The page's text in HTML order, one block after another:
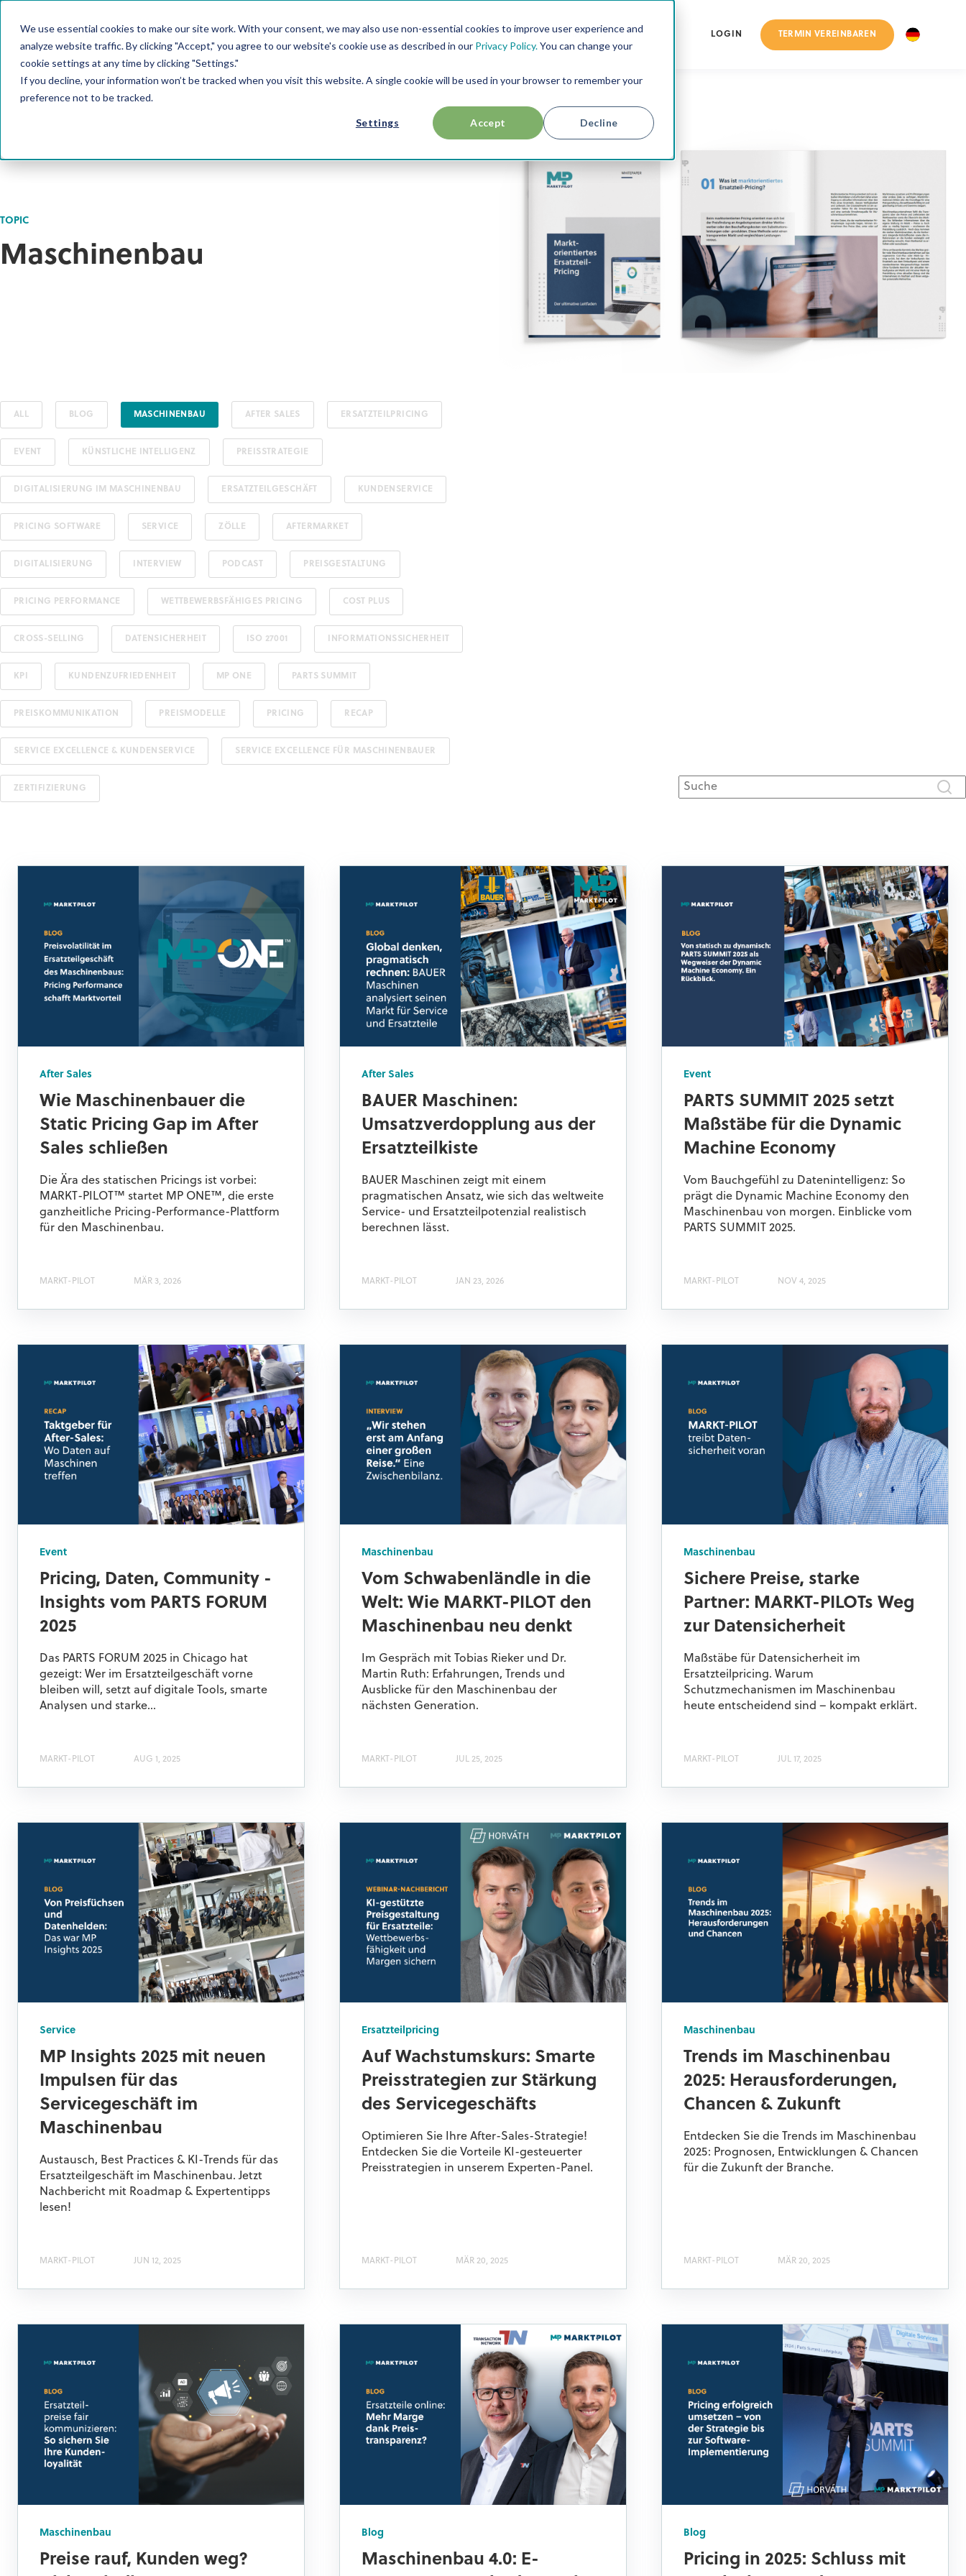
We use essential cookies to make our site work. With your consent, we may also use non-essential cookies to improve user experience and
analyze website traffic. By clicking "Accept," you agree to our website's cookie use as described in our Privacy Policy.You can change your
cookie settings at any time by clicking "Settings."
If you decline, your information won’t be tracked when you visit this website. A single cookie will be used in your browser to remember your
preference not to be tracked.
Settings Accept Decline
PRODUKT RESSOURCEN USE CASES ÜBER UNS LOGIN TERMIN VEREINBAREN
TOPIC
Maschinenbau
ALL BLOG MASCHINENBAU AFTER SALES ERSATZTEILPRICING
EVENT KÜNSTLICHE INTELLIGENZ PREISSTRATEGIE
DIGITALISIERUNG IM MASCHINENBAU ERSATZTEILGESCHÄFT KUNDENSERVICE
PRICING SOFTWARE SERVICE ZÖLLE AFTERMARKET
DIGITALISIERUNG INTERVIEW PODCAST PREISGESTALTUNG
PRICING PERFORMANCE WETTBEWERBSFÄHIGES PRICING COST PLUS
CROSS-SELLING DATENSICHERHEIT ISO 27001 INFORMATIONSSICHERHEIT
KPI KUNDENZUFRIEDENHEIT MP ONE PARTS SUMMIT
PREISKOMMUNIKATION PREISMODELLE PRICING RECAP
SERVICE EXCELLENCE & KUNDENSERVICE SERVICE EXCELLENCE FÜR MASCHINENBAUER
ZERTIFIZIERUNG
Dies ist ein Suchfeld mit einer automatischen
After Sales
Wie Maschinenbauer die
Static Pricing Gap im After
Sales schließen
Die Ära des statischen Pricings ist vorbei:
MARKT-PILOT™ startet MP ONE™, die erste
ganzheitliche Pricing-Performance-Plattform
für den Maschinenbau.
MARKT-PILOT MÄR 3, 2026
After Sales
BAUER Maschinen:
Umsatzverdopplung aus der
Ersatzteilkiste
BAUER Maschinen zeigt mit einem
pragmatischen Ansatz, wie sich das weltweite
Service- und Ersatzteilpotenzial realistisch
berechnen lässt.
MARKT-PILOT JAN 23, 2026
Event
PARTS SUMMIT 2025 setzt
Maßstäbe für die Dynamic
Machine Economy
Vom Bauchgefühl zu Datenintelligenz: So
prägt die Dynamic Machine Economy den
Maschinenbau von morgen. Einblicke vom
PARTS SUMMIT 2025.
MARKT-PILOT NOV 4, 2025
Event
Pricing, Daten, Community -
Insights vom PARTS FORUM
2025
Das PARTS FORUM 2025 in Chicago hat
gezeigt: Wer im Ersatzteilgeschäft vorne
bleiben will, setzt auf digitale Tools, smarte
Analysen und starke...
MARKT-PILOT AUG 1, 2025
Maschinenbau
Vom Schwabenländle in die
Welt: Wie MARKT-PILOT den
Maschinenbau neu denkt
Im Gespräch mit Tobias Rieker und Dr.
Martin Ruth: Erfahrungen, Trends und
Ausblicke für den Maschinenbau der
nächsten Generation.
MARKT-PILOT JUL 25, 2025
Maschinenbau
Sichere Preise, starke
Partner: MARKT-PILOTs Weg
zur Datensicherheit
Maßstäbe für Datensicherheit im
Ersatzteilpricing. Warum
Schutzmechanismen im Maschinenbau
heute entscheidend sind – kompakt erklärt.
MARKT-PILOT JUL 17, 2025
Service
MP Insights 2025 mit neuen
Impulsen für das
Servicegeschäft im
Maschinenbau
Austausch, Best Practices & KI-Trends für das
Ersatzteilgeschäft im Maschinenbau. Jetzt
Nachbericht mit Roadmap & Expertentipps
lesen!
MARKT-PILOT JUN 12, 2025
Ersatzteilpricing
Auf Wachstumskurs: Smarte
Preisstrategien zur Stärkung
des Servicegeschäfts
Optimieren Sie Ihre After-Sales-Strategie!
Entdecken Sie die Vorteile KI-gesteuerter
Preisstrategien in unserem Experten-Panel.
MARKT-PILOT MÄR 20, 2025
Maschinenbau
Trends im Maschinenbau
2025: Herausforderungen,
Chancen & Zukunft
Entdecken Sie die Trends im Maschinenbau
2025: Prognosen, Entwicklungen & Chancen
für die Zukunft der Branche.
MARKT-PILOT MÄR 20, 2025
Maschinenbau
Preise rauf, Kunden weg?
Blog
Maschinenbau 4.0: E-
Blog
Pricing in 2025: Schluss mit